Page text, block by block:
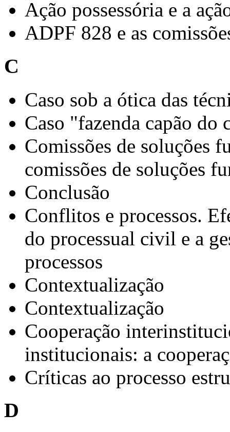
Ação possessória e a
ADPF 828 e as
C
Caso sob a ótica das
Caso "fazenda capão do
Comissões de soluções
comissões de soluções
Conclusão
Conflitos e processos.
do processual civil e a
processos
Contextualização
Contextualização
Cooperação
institucionais: a
Críticas ao processo
D